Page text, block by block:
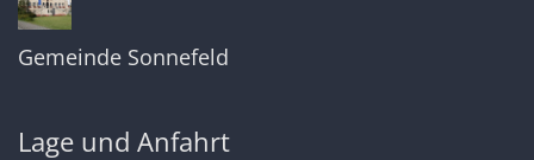
Gemeinde Sonnefeld
Lage und Anfahrt